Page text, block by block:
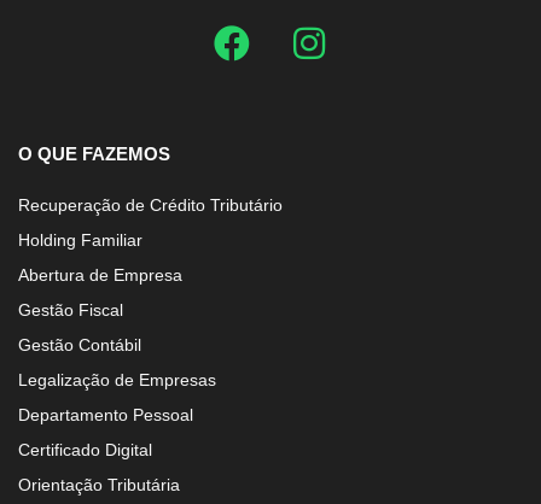
O QUE FAZEMOS
Recuperação de Crédito Tributário
Holding Familiar
Abertura de Empresa
Gestão Fiscal
Gestão Contábil
Legalização de Empresas
Departamento Pessoal
Certificado Digital
Orientação Tributária